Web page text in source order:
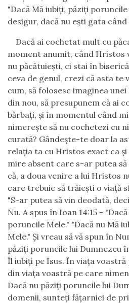
"Dacă Mă iubiţi, păziţi
desigur, dacă nu eşti gata
Dacă ai cochetat mult cu
moment anumit, când Hristos
nu păcătuieşti, ci stai în
ceva de genul, crezi că asta te
cum, să folosesc imaginea
din nou, să presupunem că ai
bărbaţi, şi în momentul când
nimereşte să nu cochetezi cu
curată? Gândeşte-te doar la
relaţia ta cu Hristos exact ca
mire absent care s-ar putea să
că, a doua venire a lui Hristos
care trebuie să trăieşti o viaţă
"S-ar putea să vin deodată,
Nu. A spus în Ioan 14:15 -
poruncile Mele." "Dacă nu Mă
Mele." Şi vreau să vă spun în
păziţi poruncile lui Dumnezeu
Îl iubiţi pe Isus. În viaţa
din viaţa voastră pe care
Dacă nu păziţi poruncile lui
domenii, sunteţi făţarnici de